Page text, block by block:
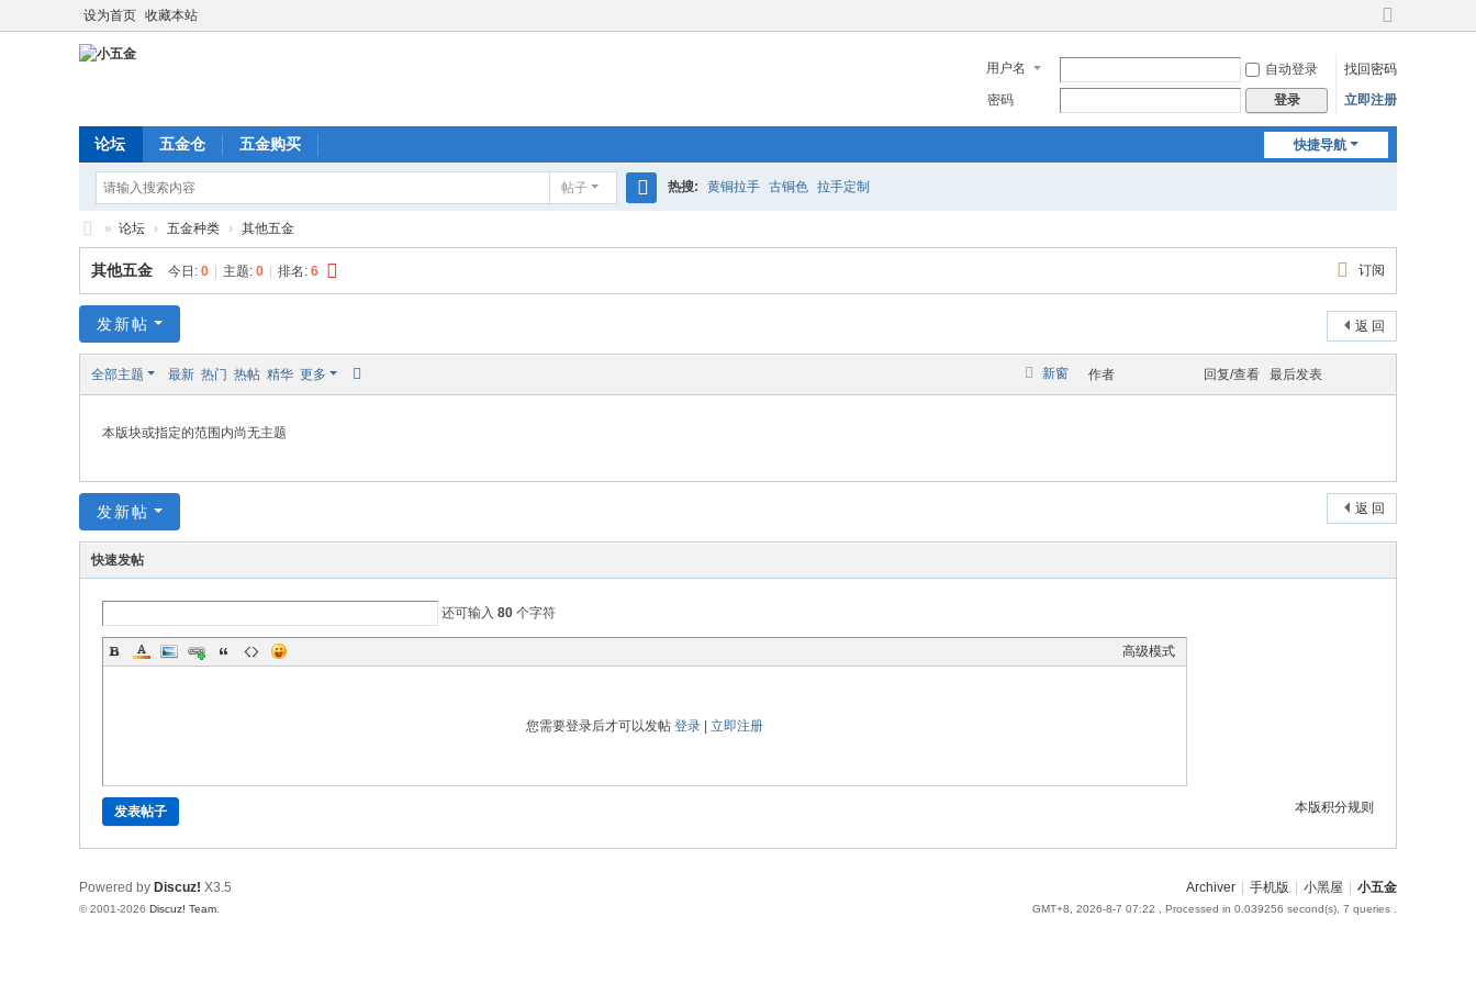
设为首页 收藏本站
切
到
宽
用户名 自动登录
找回密码
密码
登录 立即注册
快捷导航
论坛 五金仓 五金购买
帖子
索
热搜: 黄铜拉手 古铜色 拉手定制
小
五
» 论坛 › 五金种类 › 其他五金
订阅
其他五金 今日: 0 主题: 0 排名: 6
返 回
发新帖
新窗
全部主题 最新 热门 热帖 精华 更多 作者 回复/查看 最后发表
本版块或指定的范围内尚无主题
返 回
发新帖
快速发帖
还可输入 80 个字符
高级模式
您需要登录后才可以发帖 登录 立即注册
本版积分规则
发表帖子
Archiver 手机版 小黑屋 小五金
GMT+8, 2026-8-7 07:22 , Processed in 0.039256 second(s), 7 queries .
Powered by Discuz! X3.5
© 2001-2026 Discuz! Team